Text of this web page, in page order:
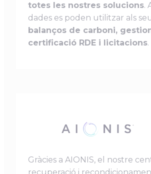
totes les nostres solucions.
dades es poden utilitzar als
balanços de carboni,
certificació RDE i licitacions.
Gràcies a AIONIS, el nostre
recuperació i